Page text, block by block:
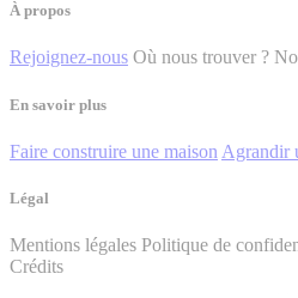
À propos
Rejoignez-nous Où nous trouver ?
En savoir plus
Faire construire une maison Agrandir
Légal
Mentions légales Politique de
Crédits